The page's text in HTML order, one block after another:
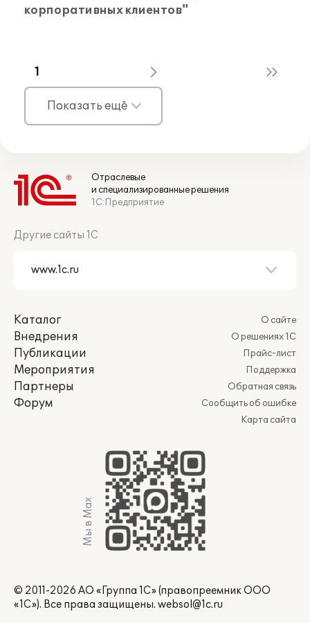
корпоративных клиентов"
Показать ещё
1
Отраслевые
и специализированные решения
1С:Предприятие
Другие сайты 1С
Каталог
Внедрения
Публикации
Мероприятия
Партнеры
Форум
О сайте
О решениях 1С
Прайс-лист
Поддержка
Обратная связь
Сообщить об ошибке
Карта сайта
Мы в Max
© 2011-2026 АО «Группа 1С» (правопреемник ООО
«1С»). Все права защищены. websol@1c.ru